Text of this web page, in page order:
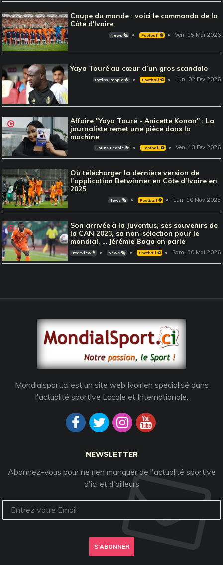
Coupe du monde : voici le commando de la
Côte d'Ivoire
News 🗞️ Football ⚽️ Ven, 15 Mai 2026
Yaya Touré au cœur d’un gros scandale
Potins People 🌟 Football ⚽️ Lun, 02 Fev 2026
Affaire "Yaya Touré - Anicette Konan" : La
journaliste remet une pièce dans la
machine
Potins People 🌟 Football ⚽️ Ven, 13 Fev 2026
Où télécharger la dernière version de
l’application Betwinner en Côte d’Ivoire en
2025
News 🗞️ Football ⚽️ Lun, 10 Nov 2025
Son arrivée à la Juventus, ses souvenirs de
la CAN 2023, sa non-sélection pour le
mondial, … Jérémie Boga en parle
Interview 🎙️ News 🗞️ Football ⚽️ Sam, 30 Mai 2026
Mondialsport.ci est un site web Ivoirien spécialisé dans
l'actualité sportive Locale et Internationale.
NEWSLETTER
Abonnez-vous pour ne rien manquer de l'actualité sportive
d'ici et d'ailleurs
S'ABONNER